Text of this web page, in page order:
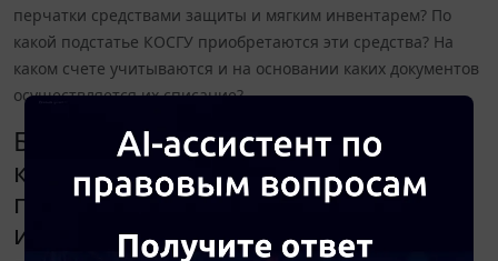
перчатки средствами защиты и мягким инвентарем? По
какой подстатье КОСГУ приобретаются эти средства? На
каком счете учитываются и на основании каких документов
осуществляется их списание?
Бюджетное учреждение в рамках
коллективного договора
приобретает средства
индивидуальной защиты для